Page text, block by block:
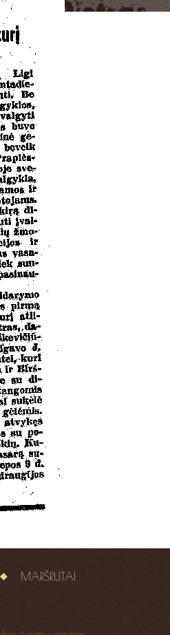
MARŠRUTAI